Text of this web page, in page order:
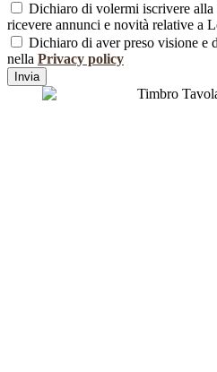
Dichiaro di volermi iscrivere
ricevere annunci e novità relative a
Dichiaro di aver preso visione e
nella Privacy policy
Invia